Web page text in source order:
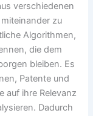
verschiedenen
zu
Algorithmen,
die dem
bleiben. Es
Patente und
auf ihre Relevanz
Dadurch